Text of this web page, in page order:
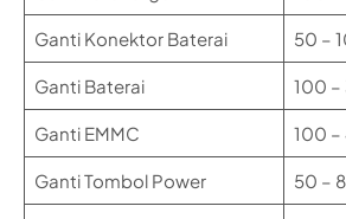
Ganti Konektor Baterai 50 –
Ganti Baterai 100
Ganti EMMC 100
Ganti Tombol Power 50 –